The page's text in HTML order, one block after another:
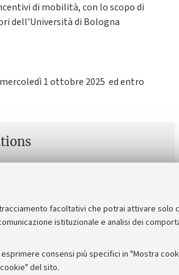
facoltativi che potrai attivare solo
istituzionale e analisi dei
consensi più specifici in "Mostra
del sito.
di mobilità, con lo scopo di
dell'Università di Bologna
1 ottobre 2025 ed entro